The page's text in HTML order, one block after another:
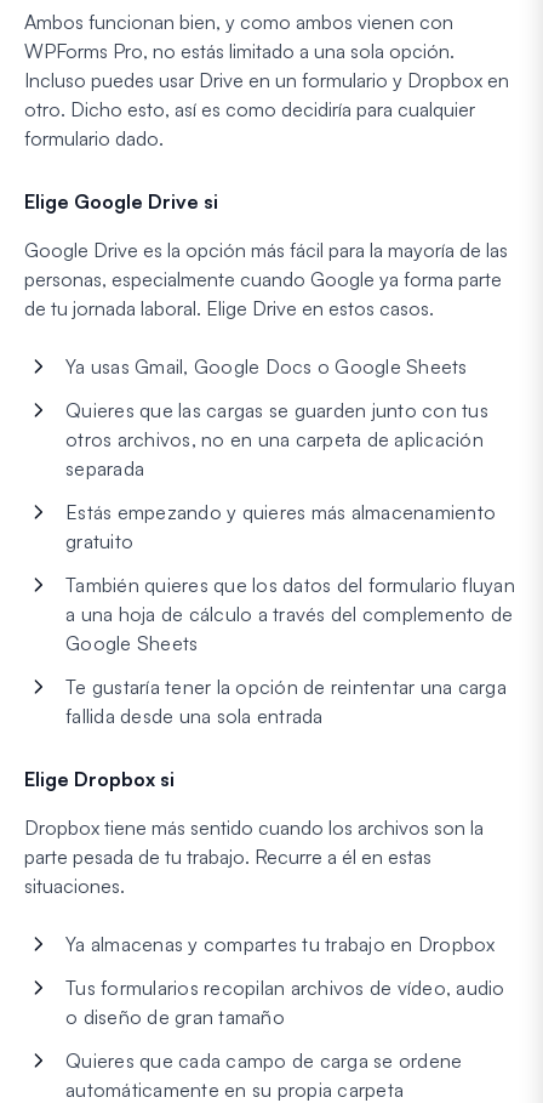
Ambos funcionan bien, y como ambos vienen con
WPForms Pro, no estás limitado a una sola opción.
Incluso puedes usar Drive en un formulario y Dropbox en
otro. Dicho esto, así es como decidiría para cualquier
formulario dado.
Elige Google Drive si
Google Drive es la opción más fácil para la mayoría de las
personas, especialmente cuando Google ya forma parte
de tu jornada laboral. Elige Drive en estos casos.
Ya usas Gmail, Google Docs o Google Sheets
Quieres que las cargas se guarden junto con tus
otros archivos, no en una carpeta de aplicación
separada
Estás empezando y quieres más almacenamiento
gratuito
También quieres que los datos del formulario fluyan
a una hoja de cálculo a través del complemento de
Google Sheets
Te gustaría tener la opción de reintentar una carga
fallida desde una sola entrada
Elige Dropbox si
Dropbox tiene más sentido cuando los archivos son la
parte pesada de tu trabajo. Recurre a él en estas
situaciones.
Ya almacenas y compartes tu trabajo en Dropbox
Tus formularios recopilan archivos de vídeo, audio
o diseño de gran tamaño
Quieres que cada campo de carga se ordene
automáticamente en su propia carpeta